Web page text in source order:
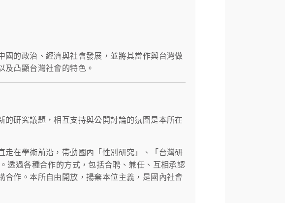
的政治、經濟與社會發展，並將其當作與台灣做
及凸顯台灣社會的特色。
研究議題，相互支持與公開討論的氛圍是本所在
在學術前沿，帶動國內「性別研究」、「台灣研
透過各種合作的方式，包括合聘、兼任、互相承認
作。本所自由開放，揚棄本位主義，是國內社會